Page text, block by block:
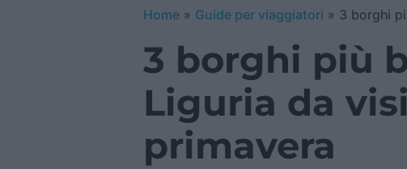
Home » Guide per viaggiatori » 3 borghi
3 borghi più
Liguria da
primavera